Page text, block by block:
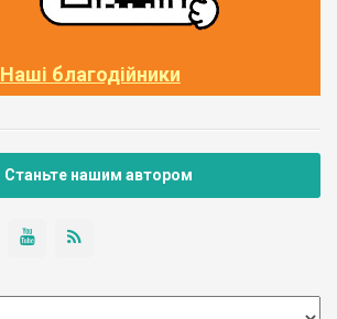
Наші благодійники
Станьте нашим автором